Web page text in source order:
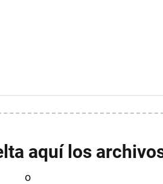
aquí los
o